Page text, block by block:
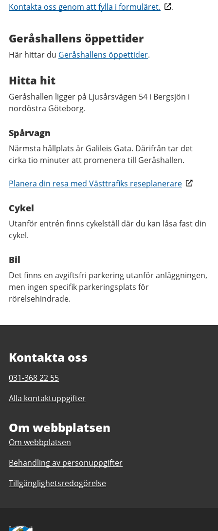
Kontakta oss genom att fylla i formuläret. .
Geråshallens öppettider
Här hittar du Geråshallens öppettider.
Hitta hit
Geråshallen ligger på Ljusårsvägen 54 i Bergsjön i
nordöstra Göteborg.
Spårvagn
Närmsta hållplats är Galileis Gata. Därifrån tar det
cirka tio minuter att promenera till Geråshallen.
Planera din resa med Västtrafiks reseplanerare
Cykel
Utanför entrén finns cykelställ där du kan låsa fast din
cykel.
Bil
Det finns en avgiftsfri parkering utanför anläggningen,
men ingen specifik parkeringsplats för
rörelsehindrade.
Kontakta oss
Telefonnummer
Geråshallen
031-368 22 55
Alla kontaktuppgifter
Om webbplatsen
Om webbplatsen
Behandling av personuppgifter
Tillgänglighetsredogörelse